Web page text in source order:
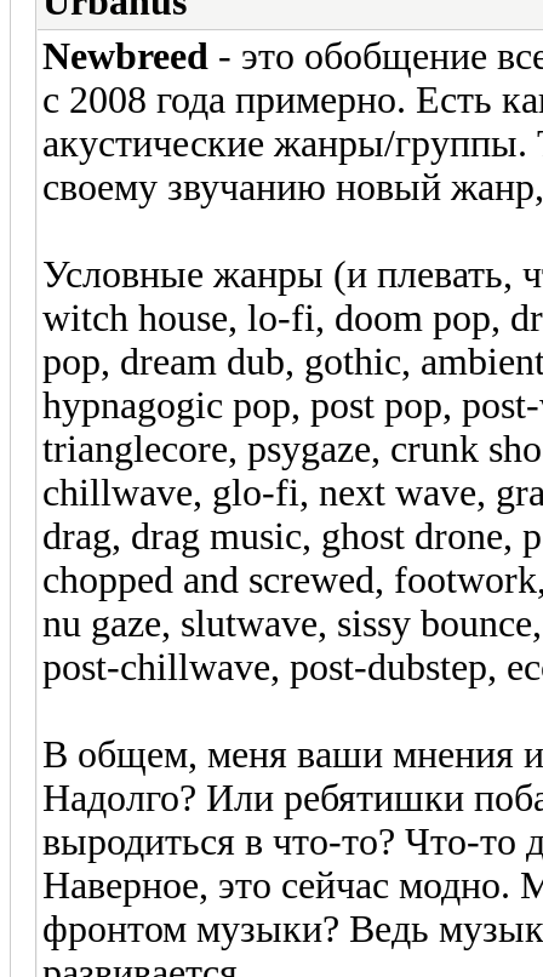
Newbreed - это обобщение
с 2008 года примерно. Есть
акустические жанры/
своему звучанию новый
Условные жанры (и плевать,
witch house, lo-fi, doom pop,
pop, dream dub, gothic,
hypnagogic pop, post pop,
trianglecore, psygaze, crunk
chillwave, glo-fi, next wave,
drag, drag music, ghost drone,
chopped and screwed,
nu gaze, slutwave, sissy
post-chillwave, post-dubstep,
В общем, меня ваши мнения
Надолго? Или ребятишки
выродиться в что-то? Что-то
Наверное, это сейчас модно.
фронтом музыки? Ведь